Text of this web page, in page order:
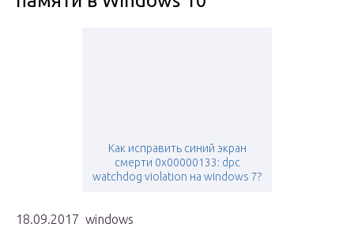
Как исправить синий экран
смерти 0x00000133: dpc
watchdog violation на windows 7?
18.09.2017 windows